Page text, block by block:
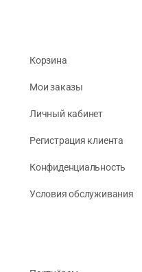
Корзина
Мои заказы
Личный кабинет
Регистрация клиента
Конфиденциальность
Условия обслуживания